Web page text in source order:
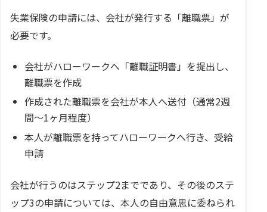
失業保険の申請には、会社が発行する「離職票」が
必要です。
会社がハローワークへ「離職証明書」を提出し、
離職票を作成
作成された離職票を会社が本人へ送付（通常2週
間～1ヶ月程度）
本人が離職票を持ってハローワークへ行き、受給
申請
会社が行うのはステップ2までであり、その後のステ
ップ3の申請については、本人の自由意思に委ねられ